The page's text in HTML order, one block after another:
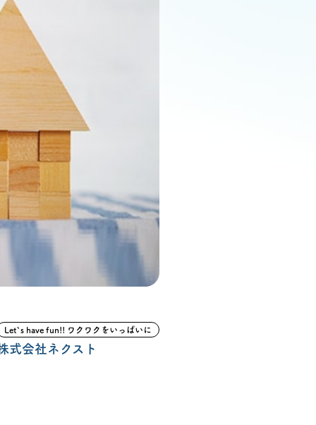
料相談
定休: 水曜・第一火曜
ジオ
公式アカウント
Let`s have fun!! ワクワクをいっぱいに
式会社ネクスト